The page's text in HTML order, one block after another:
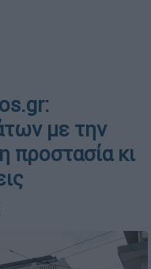
με την
προστασία κι